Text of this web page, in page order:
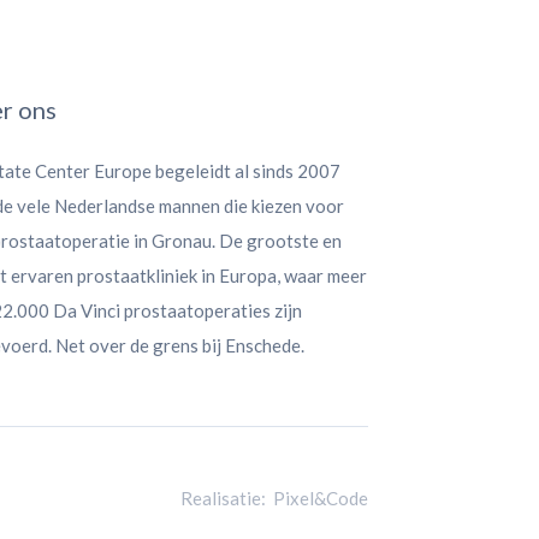
ons
Center Europe begeleidt al sinds 2007
vele Nederlandse mannen die kiezen voor
in Gronau. De grootste en
ervaren prostaatkliniek in Europa, waar meer
Da Vinci prostaatoperaties zijn
Net over de grens bij Enschede.
Realisatie: Pixel&Code